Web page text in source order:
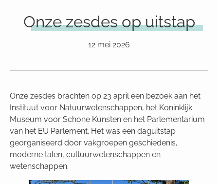
Onze zesdes op uitstap
12 mei 2026
Onze zesdes brachten op 23 april een bezoek aan het
Instituut voor Natuurwetenschappen, het Koninklijk
Museum voor Schone Kunsten en het Parlementarium
van het EU Parlement. Het was een daguitstap
georganiseerd door vakgroepen geschiedenis,
moderne talen, cultuurwetenschappen en
wetenschappen.